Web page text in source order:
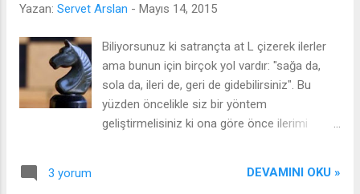
nasıldım, şimdi nasılım) istiyorum. Haftanın
rağmen artık şunu başarabilmiş olduğumu
sanıyorum, "erken kalkmak", çünkü henüz bir
kaç ay öncesine kadar hep sabahları erken
kalkmak istiyordum, özellikle hafta sonları
ama bunu bir türlü başaramıyordum. Belki de
olmadığıından kalkamıyordum. İkinci bir şey
Yazan: Servet Arslan - Mayıs 14, 2015
Biliyorsunuz ki satrançta at L çizerek ilerler
ama bunun için birçok yol vardır: "sağa da,
sola da, ileri de, geri de gidebilirsiniz". Bu
yüzden öncelikle siz bir yöntem
geliştirmelisiniz ki ona göre önce ilerimi
gelebiliyor veya bir şeyi başarmak istiyoruz
3 yorum DEVAMINI OKU »